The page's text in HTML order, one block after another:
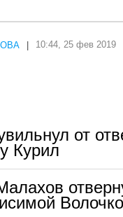
10:44, 25 фев 2019
от
Курил